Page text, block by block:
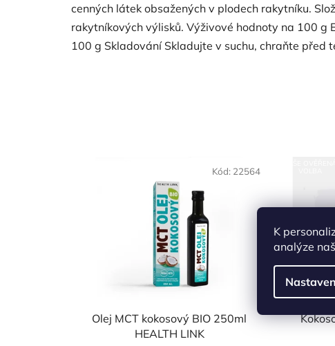
K
analýze
cenných látek obsažených v plodech rakytníku.
rakytníkových výlisků. Výživové hodnoty na 100 g
100 g Skladování Skladujte v suchu, chraňte před
Olej MCT kokosový BIO 250ml
HEALTH LINK
Kód: 22564